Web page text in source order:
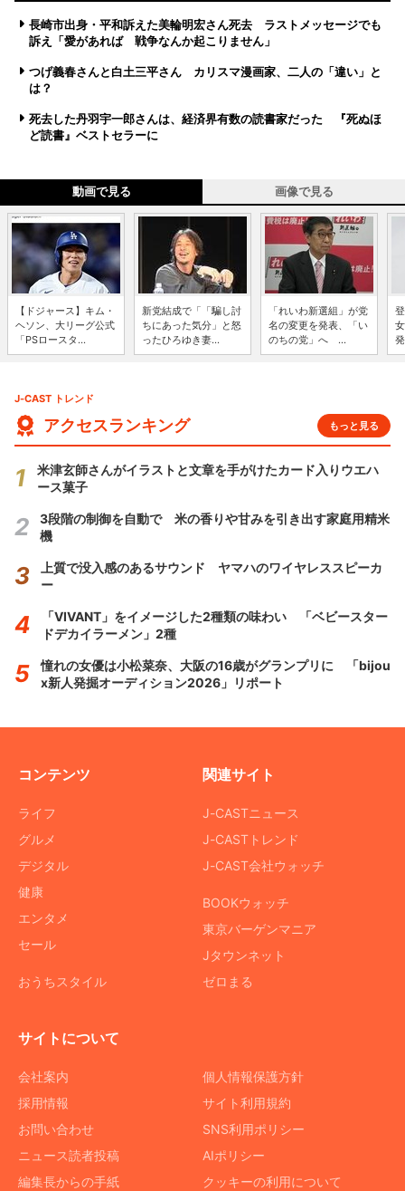
長崎市出身・平和訴えた美輪明宏さん死去 ラストメッセージでも
訴え「愛があれば 戦争なんか起こりません」
つげ義春さんと白土三平さん カリスマ漫画家、二人の「違い」と
は？
死去した丹羽宇一郎さんは、経済界有数の読書家だった 『死ぬほ
ど読書』ベストセラーに
動画で見る 画像で見る
【ドジャース】キム・
ヘソン、大リーグ公式
「PSロースタ...
新党結成で「「騙し討
ちにあった気分」と怒
ったひろゆき妻...
「れいわ新選組」が党
名の変更を発表、「い
のちの党」へ ...
J-CAST トレンド
アクセスランキング もっと見る
米津玄師さんがイラストと文章を手がけたカード入りウエハ
ース菓子
3段階の制御を自動で 米の香りや甘みを引き出す家庭用精米
機
上質で没入感のあるサウンド ヤマハのワイヤレススピーカ
ー
「VIVANT」をイメージした2種類の味わい 「ベビースター
ドデカイラーメン」2種
憧れの女優は小松菜奈、大阪の16歳がグランプリに 「bijou
x新人発掘オーディション2026」リポート
コンテンツ
ライフ
グルメ
デジタル
健康
エンタメ
セール
おうちスタイル
関連サイト
J-CASTニュース
J-CASTトレンド
J-CAST会社ウォッチ
BOOKウォッチ
東京バーゲンマニア
Jタウンネット
ゼロまる
サイトについて
会社案内
採用情報
お問い合わせ
ニュース読者投稿
編集長からの手紙
個人情報保護方針
サイト利用規約
SNS利用ポリシー
AIポリシー
クッキーの利用について